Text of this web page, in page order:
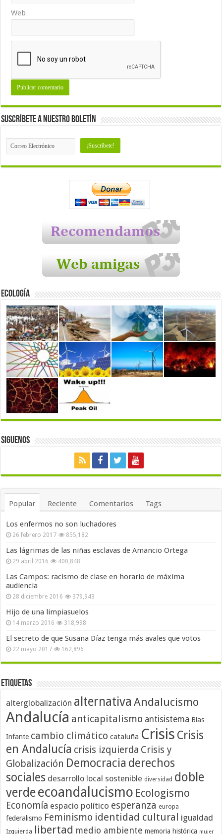
Web
Suscríbete a nuestro Boletín
Ecología
Siguenos
Popular Reciente Comentarios Tags
Los enfermos no son luchadores
26 febrero 2017 855,182
Las lágrimas de las niñas esclavas de Amancio Ortega
29 abril 2016 400,848
Las Campos: racismo de clase en horario de máxima
audiencia
28 diciembre 2016 379,943
Hijo de una limpiasuelos
14 marzo 2016 318,998
El secreto de que Susana Díaz tenga más avales que votos
22 mayo 2017 162,896
Etiquetas
alterglobalización alternativa Andalucismo
Andalucía anticapitalismo antisistema Blas
Infante cambio climático cataluña Crisis Crisis
en Andalucía crisis izquierda Crisis y
Globalización Democracia derechos
sociales desarrollo local sostenible diversidad doble
verdeecoandalucismo Ecologismo
Economía espacio político esperanza europa
federalismo Feminismo identidad cultural igualdad
Izquierda libertad medio ambiente memoria histórica mujer